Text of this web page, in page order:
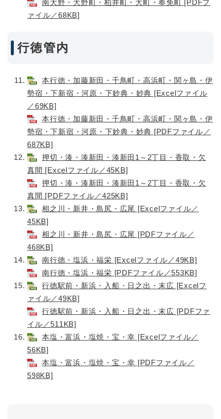
南大野・大野町・柏井町・大町・奉免町 [PDFフ
ァイル／68KB]
行徳管内
本行徳・加藤新田・千鳥町・高浜町・関ヶ島・伊
勢宿・下新宿・河原・下妙典・妙典 [Excelファイル
／69KB]
本行徳・加藤新田・千鳥町・高浜町・関ヶ島・伊
勢宿・下新宿・河原・下妙典・妙典 [PDFファイル／
687KB]
押切・湊・湊新田・湊新田1～2丁目・香取・欠
真間 [Excelファイル／45KB]
押切・湊・湊新田・湊新田1～2丁目・香取・欠
真間 [PDFファイル／425KB]
相之川・新井・島尻・広尾 [Excelファイル／
45KB]
相之川・新井・島尻・広尾 [PDFファイル／
468KB]
南行徳・塩浜・福栄 [Excelファイル／49KB]
南行徳・塩浜・福栄 [PDFファイル／553KB]
行徳駅前・新浜・入船・日之出・末広 [Excelフ
ァイル／49KB]
行徳駅前・新浜・入船・日之出・末広 [PDFファ
イル／511KB]
本塩・富浜・塩焼・宝・幸 [Excelファイル／
56KB]
本塩・富浜・塩焼・宝・幸 [PDFファイル／
598KB]